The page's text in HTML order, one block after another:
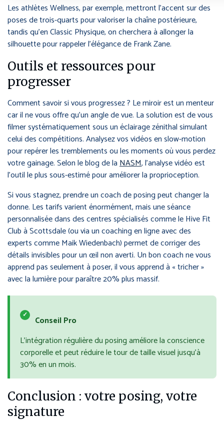
Les athlètes Wellness, par exemple, mettront l’accent sur des
poses de trois-quarts pour valoriser la chaîne postérieure,
tandis qu’en Classic Physique, on cherchera à allonger la
silhouette pour rappeler l’élégance de Frank Zane.
Outils et ressources pour
progresser
Comment savoir si vous progressez ? Le miroir est un menteur
car il ne vous offre qu’un angle de vue. La solution est de vous
filmer systématiquement sous un éclairage zénithal simulant
celui des compétitions. Analysez vos vidéos en slow-motion
pour repérer les tremblements ou les moments où vous perdez
votre gainage. Selon le blog de laNASM, l’analyse vidéo est
l’outil le plus sous-estimé pour améliorer la proprioception.
Si vous stagnez, prendre un coach de posing peut changer la
donne. Les tarifs varient énormément, mais une séance
personnalisée dans des centres spécialisés comme le Hive Fit
Club à Scottsdale (ou via un coaching en ligne avec des
experts comme Maik Wiedenbach) permet de corriger des
détails invisibles pour un œil non averti. Un bon coach ne vous
apprend pas seulement à poser, il vous apprend à « tricher »
avec la lumière pour paraître 20% plus massif.
✓
Conseil Pro
L’intégration régulière du posing améliore la conscience
corporelle et peut réduire le tour de taille visuel jusqu’à
30% en un mois.
Conclusion : votre posing, votre
signature